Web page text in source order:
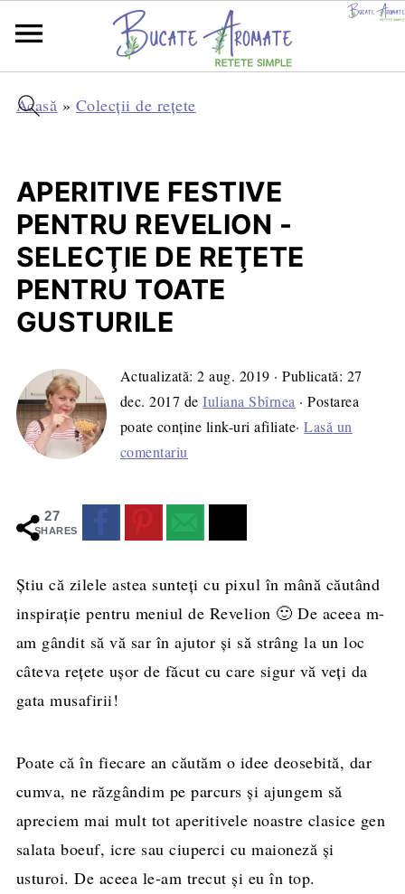
Acasă » Colecții de rețete
APERITIVE FESTIVE
PENTRU REVELION -
SELECŢIE DE REŢETE
PENTRU TOATE
GUSTURILE
Actualizată:2 aug. 2019 · Publicată: 27
dec. 2017 deIuliana Sbîrnea · Postarea
poate conține link-uri afiliate·Lasă un
comentariu
27
SHARES
Ştiu că zilele astea sunteţi cu pixul în mână căutând
inspiraţie pentru meniul de Revelion 🙂 De aceea m-
am gândit să vă sar în ajutor şi să strâng la un loc
câteva reţete uşor de făcut cu care sigur vă veţi da
gata musafirii!
Poate că în fiecare an căutăm o idee deosebită, dar
cumva, ne răzgândim pe parcurs şi ajungem să
apreciem mai mult tot aperitivele noastre clasice gen
salata boeuf, icre sau ciuperci cu maioneză şi
usturoi. De aceea le-am trecut şi eu în top.